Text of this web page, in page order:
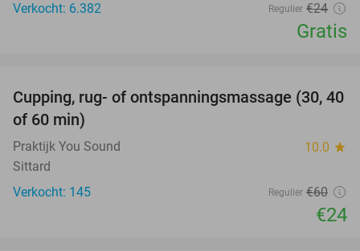
Verkocht: 6.382
Regulier €24
Gratis
60%
Cupping, rug- of ontspanningsmassage (30, 40
of 60 min)
Praktijk You Sound 10.0 star
Sittard
Verkocht: 145
Regulier €60
€24